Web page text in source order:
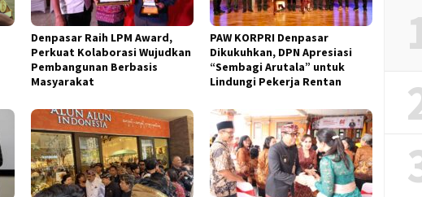
Denpasar Raih LPM Award,
Perkuat Kolaborasi Wujudkan
Pembangunan Berbasis
Masyarakat
PAW KORPRI Denpasar
Dikukuhkan, DPN Apresiasi
“Sembagi Arutala” untuk
Lindungi Pekerja Rentan